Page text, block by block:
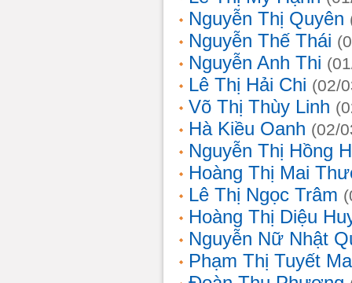
Nguyễn Thị Quyên
Nguyễn Thế Thái
Nguyễn Anh Thi
Lê Thị Hải Chi (02/
Võ Thị Thùy Linh
Hà Kiều Oanh (02/
Nguyễn Thị Hồng
Hoàng Thị Mai
Lê Thị Ngọc Trâm
Hoàng Thị Diệu
Nguyễn Nữ Nhật
Phạm Thị Tuyết